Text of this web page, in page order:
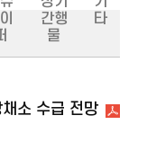
간행
물
타
소 수급 전망